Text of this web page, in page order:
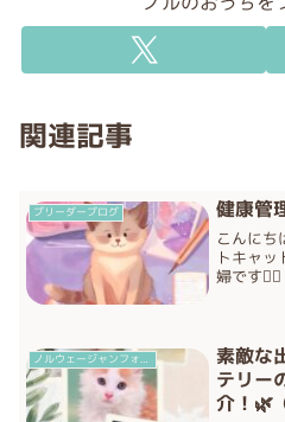
関連記事
ブリーダーブログ 健康管
こんにち
トキャ
婦です
一つが
詳しくご
ノルウェージャンフォレストキャット
素敵な
テリー
介！🌿